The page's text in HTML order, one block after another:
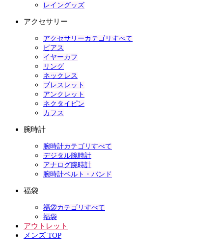
レイングッズ
アクセサリー
アクセサリーカテゴリすべて
ピアス
イヤーカフ
リング
ネックレス
ブレスレット
アンクレット
ネクタイピン
カフス
腕時計
腕時計カテゴリすべて
デジタル腕時計
アナログ腕時計
腕時計ベルト・バンド
福袋
福袋カテゴリすべて
福袋
アウトレット
メンズ TOP